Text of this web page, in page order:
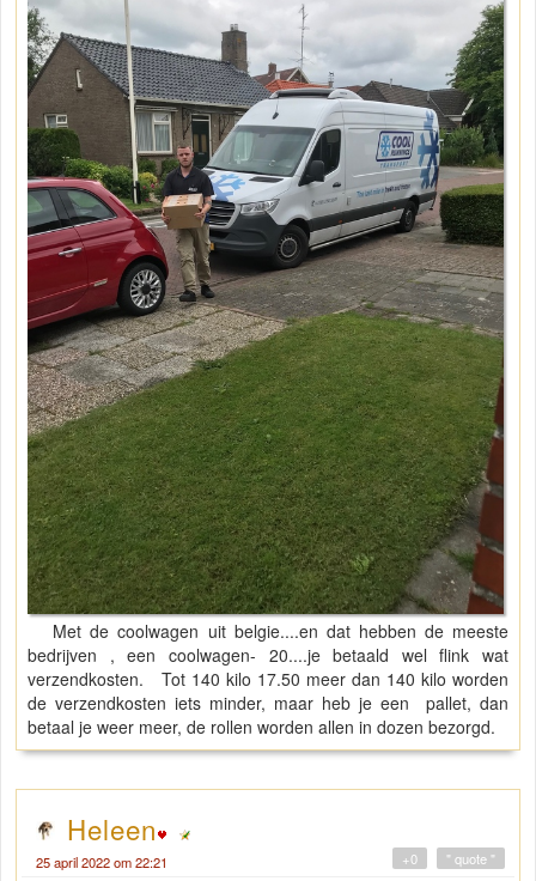
Met de coolwagen uit belgie....en dat hebben de meeste
bedrijven , een coolwagen- 20....je betaald wel flink wat
verzendkosten. Tot 140 kilo 17.50 meer dan 140 kilo worden
de verzendkosten iets minder, maar heb je een pallet, dan
betaal je weer meer, de rollen worden allen in dozen bezorgd.
Heleen
25 april 2022 om 22:21 " quote "
+0